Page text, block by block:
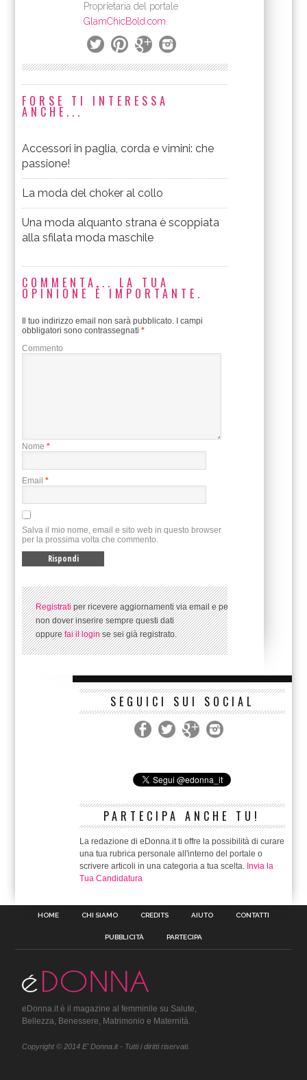
Proprietaria del portale
GlamChicBold.com.
FORSE TI INTERESSA
ANCHE...
Accessori in paglia, corda e vimini: che
passione!
La moda del choker al collo
Una moda alquanto strana è scoppiata
alla sfilata moda maschile
COMMENTA... LA TUA
OPINIONE È IMPORTANTE.
Il tuo indirizzo email non sarà pubblicato. I campi
obbligatori sono contrassegnati*
Commento
Nome *
Email *
Salva il mio nome, email e sito web in questo browser
per la prossima volta che commento.
Registratiper ricevere aggiornamenti via email e per
non dover inserire sempre questi dati
oppurefai il loginse sei già registrato.
SEGUICI SUI SOCIAL
PARTECIPA ANCHE TU!
La redazione di eDonna.it ti offre la possibilità di curare
una tua rubrica personale all'interno del portale o
scrivere articoli in una categoria a tua scelta. Invia la
Tua Candidatura
HOME CHI SIAMO CREDITS AIUTO CONTATTI
PUBBLICITÀ PARTECIPA
eDonna.it è il magazine al femminile su Salute,
Bellezza, Benessere, Matrimonio e Maternità.
Copyright © 2014 E' Donna.it - Tutti i diritti riservati.